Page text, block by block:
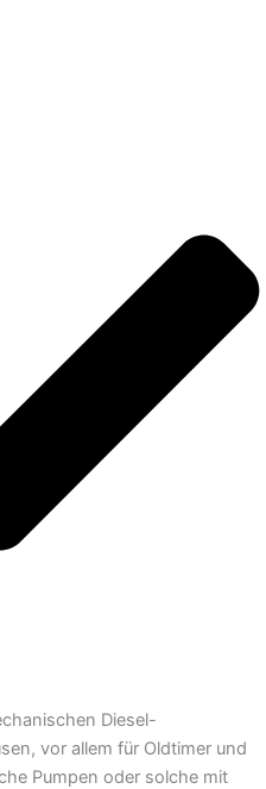
Diesel-
vor allem für Oldtimer und
Pumpen oder solche mit